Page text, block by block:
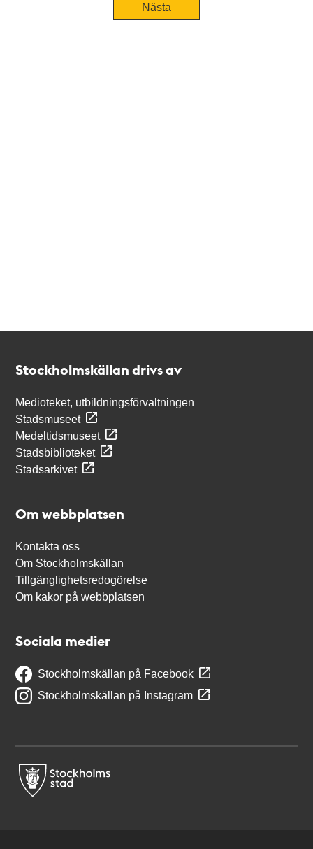
Nästa
Stockholmskällan drivs av
Medioteket, utbildningsförvaltningen
Stadsmuseet
Medeltidsmuseet
Stadsbiblioteket
Stadsarkivet
Om webbplatsen
Kontakta oss
Om Stockholmskällan
Tillgänglighetsredogörelse
Om kakor på webbplatsen
Sociala medier
Stockholmskällan på Facebook
Stockholmskällan på Instagram